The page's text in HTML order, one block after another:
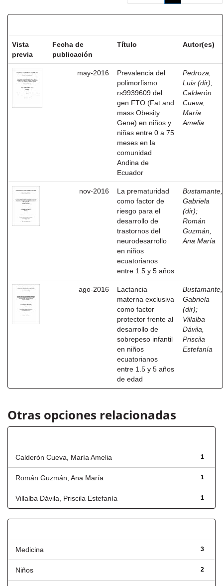
Vista
previa
Fecha de
publicación
Título Autor(es)
may-2016
Prevalencia del
polimorfismo
rs9939609 del
gen FTO (Fat and
mass Obesity
Gene) en niños y
niñas entre 0 a 75
meses en la
comunidad
Andina de
Ecuador
Pedroza,
Luis (dir);
Calderón
Cueva,
María
Amelia
nov-2016
La prematuridad
como factor de
riesgo para el
desarrollo de
trastornos del
neurodesarrollo
en niños
ecuatorianos
entre 1.5 y 5 años
Bustamante,
Gabriela
(dir);
Román
Guzmán,
Ana María
ago-2016
Lactancia
materna exclusiva
como factor
protector frente al
desarrollo de
sobrepeso infantil
en niños
ecuatorianos
entre 1.5 y 5 años
de edad
Bustamante,
Gabriela
(dir);
Villalba
Dávila,
Priscila
Estefanía
Otras opciones relacionadas
1
Calderón Cueva, María Amelia
1
Román Guzmán, Ana María
1
Villalba Dávila, Priscila Estefanía
3
Medicina
2
Niños